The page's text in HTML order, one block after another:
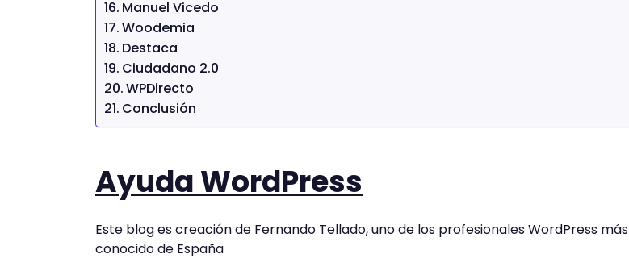
Manuel Vicedo
Woodemia
Destaca
Ciudadano 2.0
WPDirecto
Conclusión
Ayuda WordPress
Este blog es creación de Fernando Tellado, uno de los profesionales WordPress más
conocido de España